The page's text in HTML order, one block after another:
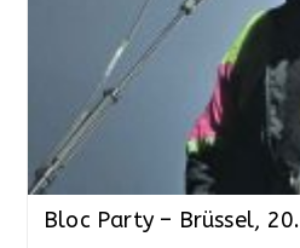
Bloc Party – Brüssel,